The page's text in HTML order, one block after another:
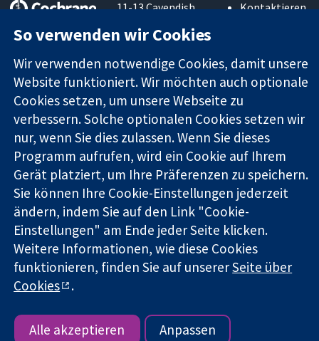
Zuverlässige
Informierte
Entscheidungen
Bessere
Gesundheit
11-13 Cavendish
London
Vereinigtes
Königreich
Kontaktieren
Über uns
Cochrane
Library
Die Cochrane Collaboration ist eine gemeinützige Organisation
(Nr. 1045921) und in England und in Wales als eine Gesellschaft
mit beschränkter Haftung (Nr. 03044323) registriert.
Umsatzsteuer-Identifikationsnummer GB 718 2127 49.
Copyright © 2026 The Cochrane Collaboration
Bedingungen für die Webseite|Haftungsausschluss|
Datenschutz| Cookie-Richtlinien
So verwenden wir Cookies
Wir verwenden notwendige Cookies, damit unsere
Website funktioniert. Wir möchten auch optionale
Cookies setzen, um unsere Webseite zu
verbessern. Solche optionalen Cookies setzen wir
nur, wenn Sie dies zulassen. Wenn Sie dieses
Programm aufrufen, wird ein Cookie auf Ihrem
Gerät platziert, um Ihre Präferenzen zu speichern.
Sie können Ihre Cookie-Einstellungen jederzeit
ändern, indem Sie auf den Link "Cookie-
Einstellungen" am Ende jeder Seite klicken.
Weitere Informationen, wie diese Cookies
funktionieren, finden Sie auf unsererSeite über
Cookies
.
Alle akzeptieren Anpassen